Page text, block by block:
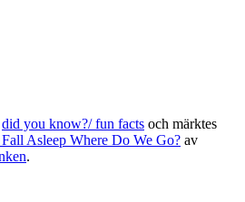
did you know?/ fun facts och märktes
Asleep Where Do We Go? av
.